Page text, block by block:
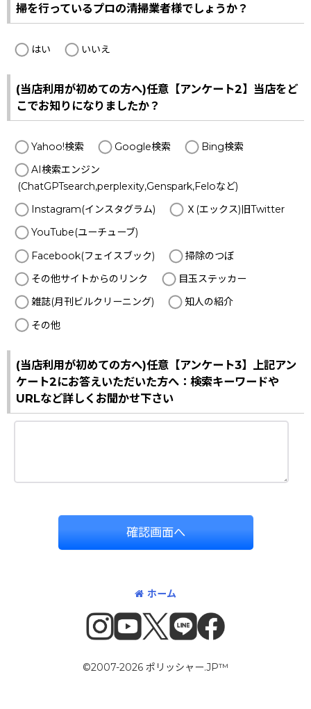
掃を行っているプロの清掃業者様でしょうか？
はい いいえ
(当店利用が初めての方へ)任意【アンケート2】当店をど
こでお知りになりましたか？
Yahoo!検索 Google検索
Bing検索
AI検索エンジン
(ChatGPTsearch,perplexity,Genspark,Feloなど)
Instagram(インスタグラム)
Ｘ(エックス)旧Twitter
YouTube(ユーチューブ)
Facebook(フェイスブック)
掃除のつぼ
その他サイトからのリンク
目玉ステッカー
雑誌(月刊ビルクリーニング)
知人の紹介
その他
(当店利用が初めての方へ)任意【アンケート3】上記アン
ケート2にお答えいただいた方へ：検索キーワードや
URLなど詳しくお聞かせ下さい
確認画面へ
ホーム
©2007-2026 ポリッシャー.JP™